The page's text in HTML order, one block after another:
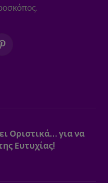
Pinterest
Οριστικά… για να
Ευτυχίας!